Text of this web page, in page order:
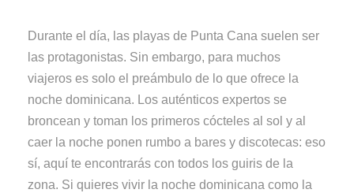
Durante el día, las playas de Punta Cana suelen ser
las protagonistas. Sin embargo, para muchos
viajeros es solo el preámbulo de lo que ofrece la
noche dominicana. Los auténticos expertos se
broncean y toman los primeros cócteles al sol y al
caer la noche ponen rumbo a bares y discotecas: eso
sí, aquí te encontrarás con todos los guiris de la
zona. Si quieres vivir la noche dominicana como la